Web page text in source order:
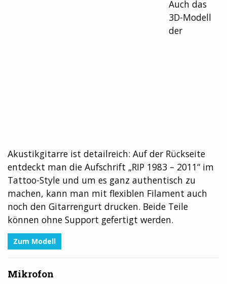
Auch das
3D-Modell
der
Akustikgitarre ist detailreich: Auf der Rückseite
entdeckt man die Aufschrift „RIP 1983 – 2011“ im
Tattoo-Style und um es ganz authentisch zu
machen, kann man mit flexiblen Filament auch
noch den Gitarrengurt drucken. Beide Teile
können ohne Support gefertigt werden.
Zum Modell
Mikrofon